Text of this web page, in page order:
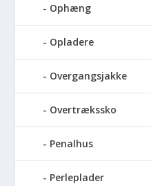
Ophæng
Opladere
Overgangsjakke
Overtrækssko
Penalhus
Perleplader